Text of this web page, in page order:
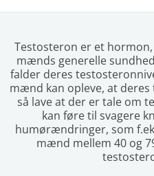
Testosteron er et
mænds generelle
falder deres
mænd kan opleve, at
så lave at der er tale om
kan føre til svagere
humørændringer, som
mænd mellem 40 og